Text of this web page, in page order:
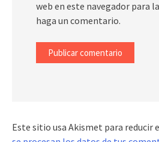
web en este navegador para
haga un comentario.
Este sitio usa Akismet para reducir